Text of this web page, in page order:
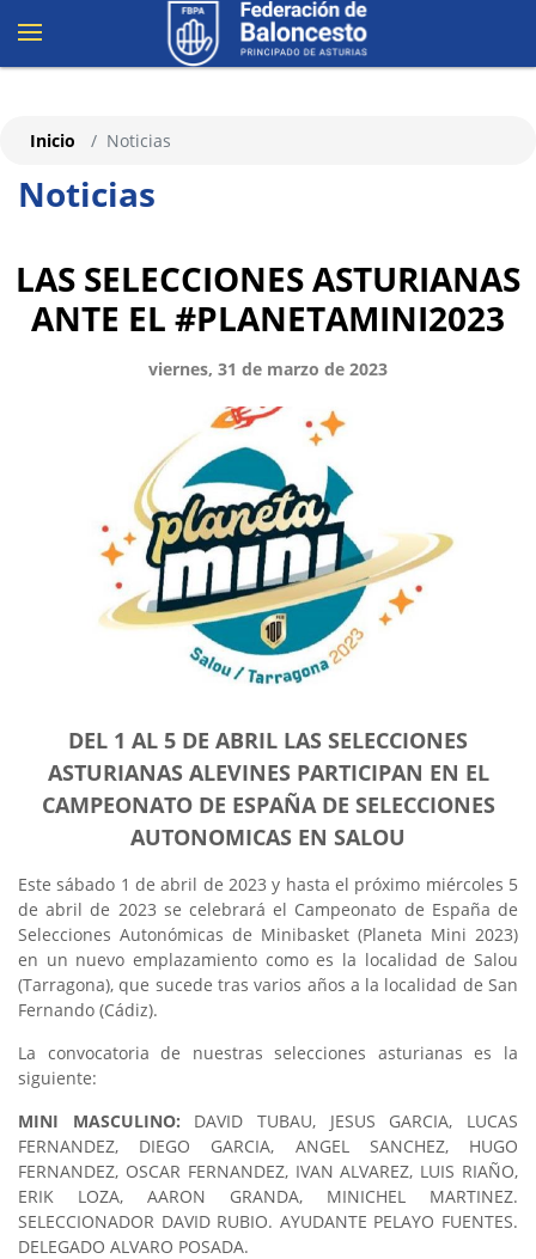
Noticias
Inicio Noticias
LAS SELECCIONES ASTURIANAS
ANTE EL #PLANETAMINI2023
viernes, 31 de marzo de 2023
DEL 1 AL 5 DE ABRIL LAS SELECCIONES
ASTURIANAS ALEVINES PARTICIPAN EN EL
CAMPEONATO DE ESPAÑA DE SELECCIONES
AUTONOMICAS EN SALOU
Este sábado 1 de abril de 2023 y hasta el próximo miércoles 5
de abril de 2023 se celebrará el Campeonato de España de
Selecciones Autonómicas de Minibasket (Planeta Mini 2023)
en un nuevo emplazamiento como es la localidad de Salou
(Tarragona), que sucede tras varios años a la localidad de San
Fernando (Cádiz).
La convocatoria de nuestras selecciones asturianas es la
siguiente:
MINI MASCULINO: DAVID TUBAU, JESUS GARCIA, LUCAS
FERNANDEZ, DIEGO GARCIA, ANGEL SANCHEZ, HUGO
FERNANDEZ, OSCAR FERNANDEZ, IVAN ALVAREZ, LUIS RIAÑO,
ERIK LOZA, AARON GRANDA, MINICHEL MARTINEZ.
SELECCIONADOR DAVID RUBIO. AYUDANTE PELAYO FUENTES.
DELEGADO ALVARO POSADA.